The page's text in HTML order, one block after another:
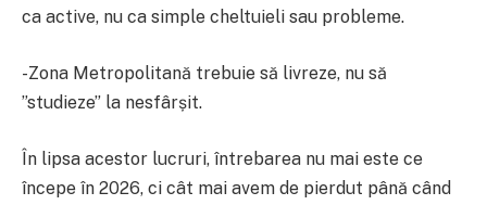
ca active, nu ca simple cheltuieli sau probleme.
-Zona Metropolitană trebuie să livreze, nu să
”studieze” la nesfârșit.
În lipsa acestor lucruri, întrebarea nu mai este ce
începe în 2026, ci cât mai avem de pierdut până când